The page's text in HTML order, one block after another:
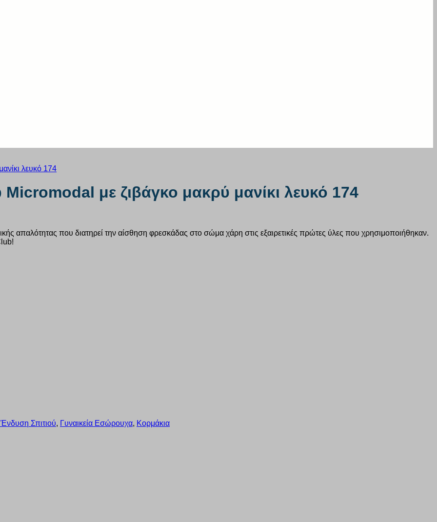
με ζιβάγκο μακρύ μανίκι λευκό 174
απαλότητας που διατηρεί την αίσθηση φρεσκάδας στο σώμα χάρη στις εξαιρετικές πρώτες ύλες που χρησιμοποιήθηκαν.
Ένδυση Σπιτιού, Γυναικεία Εσώρουχα, Κορμάκια